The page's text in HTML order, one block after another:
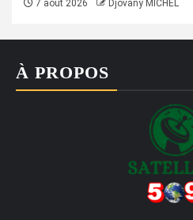
7 août 2026 Djovany MICHEL
À PROPOS